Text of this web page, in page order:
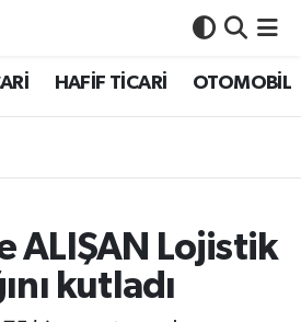
HAFİF TİCARİ OTOMOBİL
ALIŞAN Lojistik
kutladı